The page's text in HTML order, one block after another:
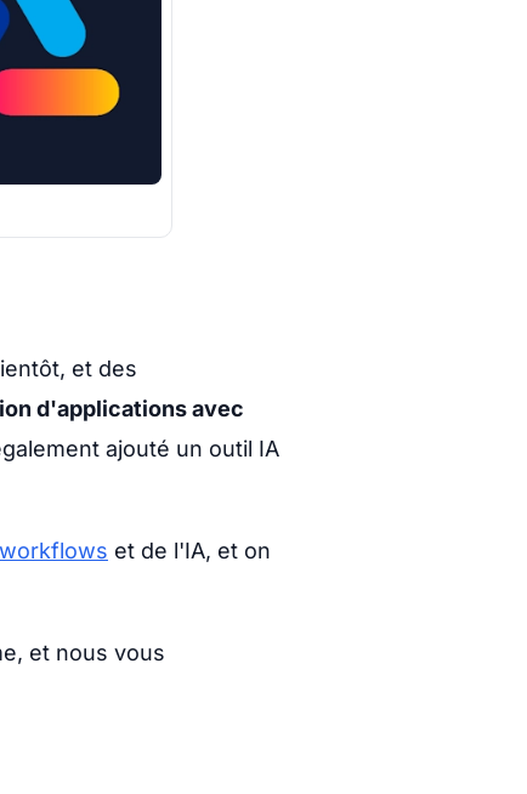
et des
d'applications avec
ajouté un outil IA
workflows et de l'IA, et on
et nous vous